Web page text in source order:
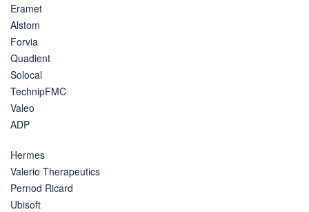
Eramet
Alstom
Forvia
Quadient
Solocal
TechnipFMC
Valeo
ADP
Hermes
Valerio Therapeutics
Pernod Ricard
Ubisoft